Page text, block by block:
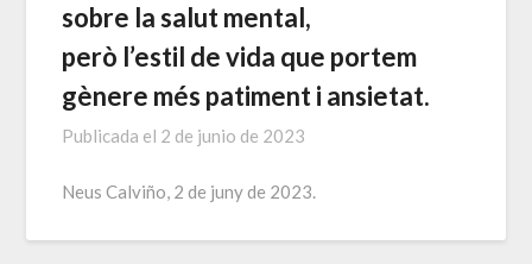
sobre la salut mental,
però l’estil de vida que portem
gènere més patiment i ansietat.
Publicada el 2 de junio de 2023
Neus Calviño, 2 de juny de 2023.